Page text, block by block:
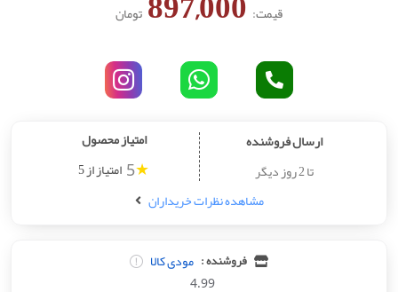
قیمت:
تومان
ارسال فروشنده
تا 2 روز دیگر
امتیاز محصول
★
5 امتیاز از 5
مشاهده نظرات خریداران
فروشنده : مودی کالا
4.99